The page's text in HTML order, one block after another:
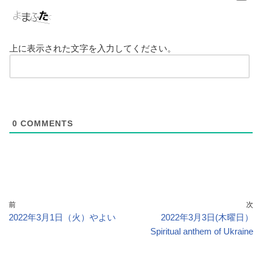
上に表示された文字を入力してください。
0 COMMENTS
前
2022年3月1日（火）やよい
次
2022年3月3日(木曜日）
Spiritual anthem of Ukraine